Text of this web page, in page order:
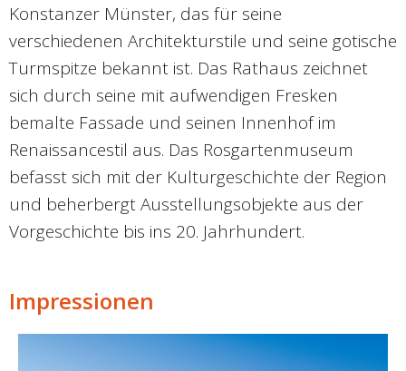
Konstanzer Münster, das für seine
verschiedenen Architekturstile und seine gotische
Turmspitze bekannt ist. Das Rathaus zeichnet
sich durch seine mit aufwendigen Fresken
bemalte Fassade und seinen Innenhof im
Renaissancestil aus. Das Rosgartenmuseum
befasst sich mit der Kulturgeschichte der Region
und beherbergt Ausstellungsobjekte aus der
Vorgeschichte bis ins 20. Jahrhundert.
Impressionen